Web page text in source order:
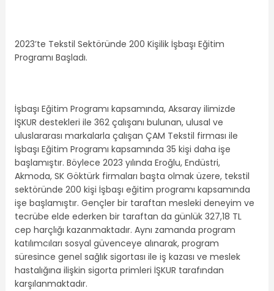
2023’te Tekstil Sektöründe 200 Kişilik İşbaşı Eğitim
Programı Başladı.
İşbaşı Eğitim Programı kapsamında, Aksaray ilimizde
İŞKUR destekleri ile 362 çalışanı bulunan, ulusal ve
uluslararası markalarla çalışan ÇAM Tekstil firması ile
İşbaşı Eğitim Programı kapsamında 35 kişi daha işe
başlamıştır. Böylece 2023 yılında Eroğlu, Endüstri,
Akmoda, SK Göktürk firmaları başta olmak üzere, tekstil
sektöründe 200 kişi İşbaşı eğitim programı kapsamında
işe başlamıştır. Gençler bir taraftan mesleki deneyim ve
tecrübe elde ederken bir taraftan da günlük 327,18 TL
cep harçlığı kazanmaktadır. Aynı zamanda program
katılımcıları sosyal güvenceye alınarak, program
süresince genel sağlık sigortası ile iş kazası ve meslek
hastalığına ilişkin sigorta primleri İŞKUR tarafından
karşılanmaktadır.